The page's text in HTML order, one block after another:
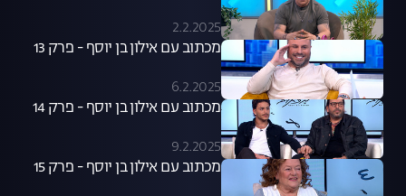
2.2.2025
מכתוב עם אילון בן יוסף - פרק 13
6.2.2025
מכתוב עם אילון בן יוסף - פרק 14
9.2.2025
מכתוב עם אילון בן יוסף - פרק 15